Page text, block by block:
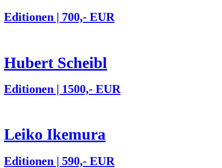
Editionen | 700,- EUR
Hubert Scheibl
Editionen | 1500,- EUR
Leiko Ikemura
Editionen | 590,- EUR